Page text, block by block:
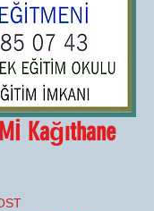
Kağıthane